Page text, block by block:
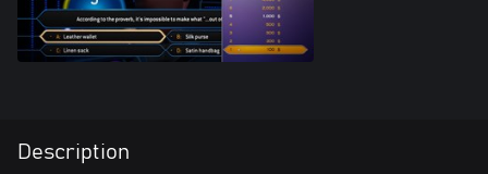
Description